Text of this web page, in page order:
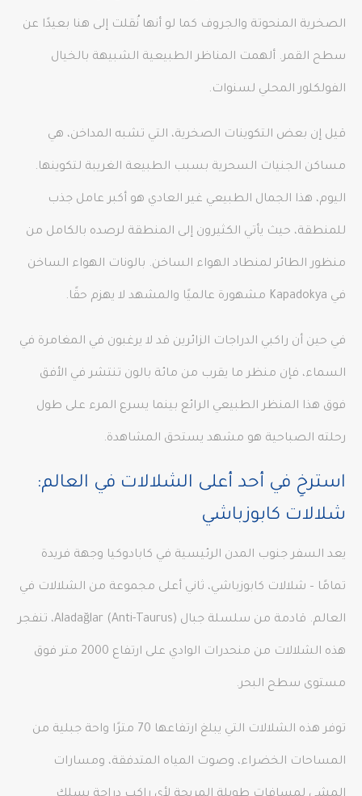
الصخرية المنحوتة والجروف كما لو أنها نُقلت إلى هنا بعيدًا عن
سطح القمر. ألهمت المناظر الطبيعية الشبيهة بالخيال
الفولكلور المحلي لسنوات.
قيل إن بعض التكوينات الصخرية، التي تشبه المداخن، هي
مساكن الجنيات السحرية بسبب الطبيعة الغريبة لتكوينها.
اليوم، هذا الجمال الطبيعي غير العادي هو أكبر عامل جذب
للمنطقة، حيث يأتي الكثيرون إلى المنطقة لرصده بالكامل من
منظور الطائر لمنطاد الهواء الساخن. بالونات الهواء الساخن
في Kapadokya مشهورة عالميًا والمشهد لا يهزم حقًا.
في حين أن راكبي الدراجات الزائرين قد لا يرغبون في المغامرة في
السماء، فإن منظر ما يقرب من مائة بالون تنتشر في الأفق
فوق هذا المنظر الطبيعي الرائع بينما يسرع المرء على طول
رحلته الصباحية هو مشهد يستحق المشاهدة.
استرخِ في أحد أعلى الشلالات في العالم:
شلالات كابوزباشي
يعد السفر جنوب المدن الرئيسية في كابادوكيا وجهة فريدة
تمامًا – شلالات كابوزباشي، ثاني أعلى مجموعة من الشلالات في
العالم. قادمة من سلسلة جبال Aladağlar (Anti-Taurus)، تنفجر
هذه الشلالات من منحدرات الوادي على ارتفاع 2000 متر فوق
مستوى سطح البحر.
توفر هذه الشلالات التي يبلغ ارتفاعها 70 مترًا واحة جبلية من
المساحات الخضراء، وصوت المياه المتدفقة، ومسارات